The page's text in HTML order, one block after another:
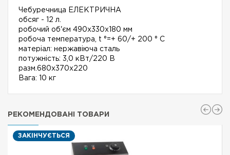
Чебуречница ЕЛЕКТРИЧНА
обсяг - 12 л.
робочий об'єм 490x330x180 мм
робоча температура, t °=+ 60/+ 200 ° C
матеріал: нержавіюча сталь
потужність: 3,0 кВт/220 В
разм.680x370x220
Вага: 10 кг
РЕКОМЕНДОВАНІ ТОВАРИ
ЗАКІНЧУЄТЬСЯ